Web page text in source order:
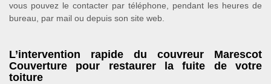
vous pouvez le contacter par téléphone, pendant les heures de
bureau, par mail ou depuis son site web.
L’intervention rapide du couvreur Marescot
Couverture pour restaurer la fuite de votre
toiture